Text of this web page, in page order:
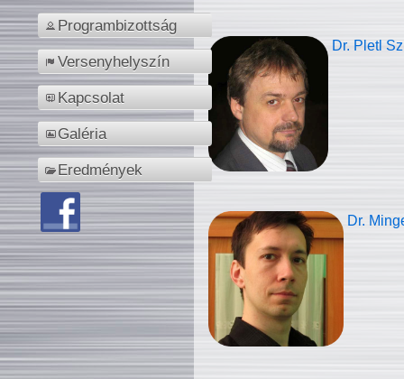
Programbizottság
Versenyhelyszín
Kapcsolat
Galéria
Eredmények
Dr. Pletl
Dr.